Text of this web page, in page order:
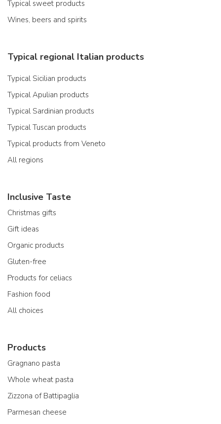
Typical sweet products
Wines, beers and spirits
Typical regional Italian products
Typical Sicilian products
Typical Apulian products
Typical Sardinian products
Typical Tuscan products
Typical products from Veneto
All regions
Inclusive Taste
Christmas gifts
Gift ideas
Organic products
Gluten-free
Products for celiacs
Fashion food
All choices
Products
Gragnano pasta
Whole wheat pasta
Zizzona of Battipaglia
Parmesan cheese